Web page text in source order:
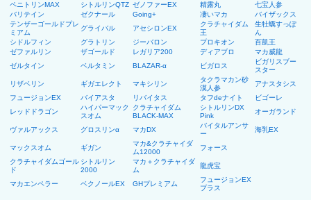
ペニトリンMAX
シトルリンQTZ ゼノファーEX 精露丸
七宝人参
バリテイン
ゼクナール Going+ 凄いマカ
バイザックス
テンザーゴールドプレ
ミアム
グライバル アセシロンEX
クラチャイダム
王
生牡蠣すっぽ
ん
シドルフィン
グラトリン ジーバロン プロキオン
百凱王
ゼファルリン
ザゴールド レガリア200 ディアブロ
マカ威龍
ゼルタイン
ベルタミン BLAZAR-α ビガロス
ビガリスブー
スター
リザベリン
ギガエレクト マキシリン
タクラマカン砂
漠人参
アナスタシス
フュージョンEX
バイアスタ リバイタス タフdeナイト
ビゴーレ
レッドドラゴン
ハイパーマック
スオム
クラチャイダム
BLACK-MAX
シトルリンDX
Pink
オーガランド
ヴァルアックス グロスリンα マカDX
バイタルアンサ
ー
海乳EX
マックスオム ギガン
マカ&クラチャイダ
ム12000
フォース
クラチャイダムゴール
ド
シトルリン
2000
マカ＋クラチャイダ
ム
龍虎宝
マカエンペラー ベクノールEX GHプレミアム
フュージョンEX
プラス